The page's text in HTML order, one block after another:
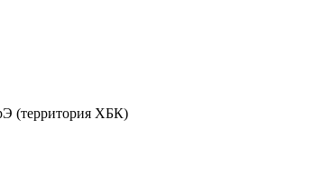
(территория ХБК)